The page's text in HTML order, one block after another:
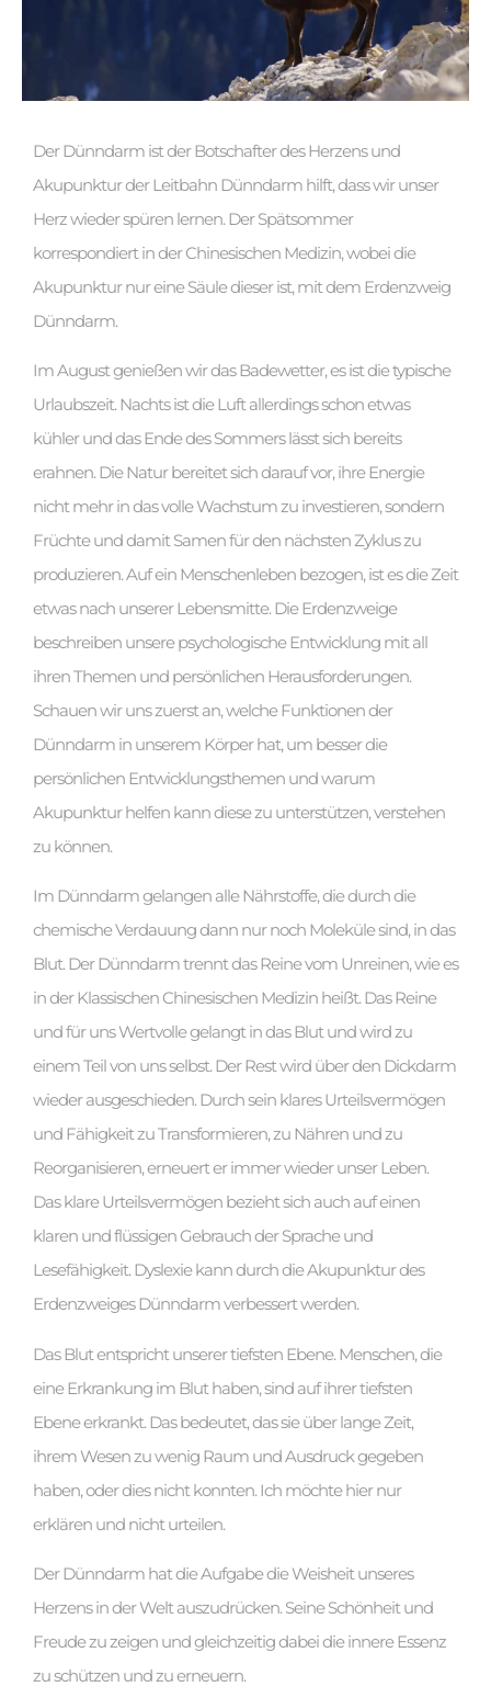
Der Dünndarm ist der Botschafter des Herzens und
Akupunktur der Leitbahn Dünndarm hilft, dass wir unser
Herz wieder spüren lernen. Der Spätsommer
korrespondiert in der Chinesischen Medizin, wobei die
Akupunktur nur eine Säule dieser ist, mit dem Erdenzweig
Dünndarm.
Im August genießen wir das Badewetter, es ist die typische
Urlaubszeit. Nachts ist die Luft allerdings schon etwas
kühler und das Ende des Sommers lässt sich bereits
erahnen. Die Natur bereitet sich darauf vor, ihre Energie
nicht mehr in das volle Wachstum zu investieren, sondern
Früchte und damit Samen für den nächsten Zyklus zu
produzieren. Auf ein Menschenleben bezogen, ist es die Zeit
etwas nach unserer Lebensmitte. Die Erdenzweige
beschreiben unsere psychologische Entwicklung mit all
ihren Themen und persönlichen Herausforderungen.
Schauen wir uns zuerst an, welche Funktionen der
Dünndarm in unserem Körper hat, um besser die
persönlichen Entwicklungsthemen und warum
Akupunktur helfen kann diese zu unterstützen, verstehen
zu können.
Im Dünndarm gelangen alle Nährstoffe, die durch die
chemische Verdauung dann nur noch Moleküle sind, in das
Blut. Der Dünndarm trennt das Reine vom Unreinen, wie es
in der Klassischen Chinesischen Medizin heißt. Das Reine
und für uns Wertvolle gelangt in das Blut und wird zu
einem Teil von uns selbst. Der Rest wird über den Dickdarm
wieder ausgeschieden. Durch sein klares Urteilsvermögen
und Fähigkeit zu Transformieren, zu Nähren und zu
Reorganisieren, erneuert er immer wieder unser Leben.
Das klare Urteilsvermögen bezieht sich auch auf einen
klaren und flüssigen Gebrauch der Sprache und
Lesefähigkeit. Dyslexie kann durch die Akupunktur des
Erdenzweiges Dünndarm verbessert werden.
Das Blut entspricht unserer tiefsten Ebene. Menschen, die
eine Erkrankung im Blut haben, sind auf ihrer tiefsten
Ebene erkrankt. Das bedeutet, das sie über lange Zeit,
ihrem Wesen zu wenig Raum und Ausdruck gegeben
haben, oder dies nicht konnten. Ich möchte hier nur
erklären und nicht urteilen.
Der Dünndarm hat die Aufgabe die Weisheit unseres
Herzens in der Welt auszudrücken. Seine Schönheit und
Freude zu zeigen und gleichzeitig dabei die innere Essenz
zu schützen und zu erneuern.